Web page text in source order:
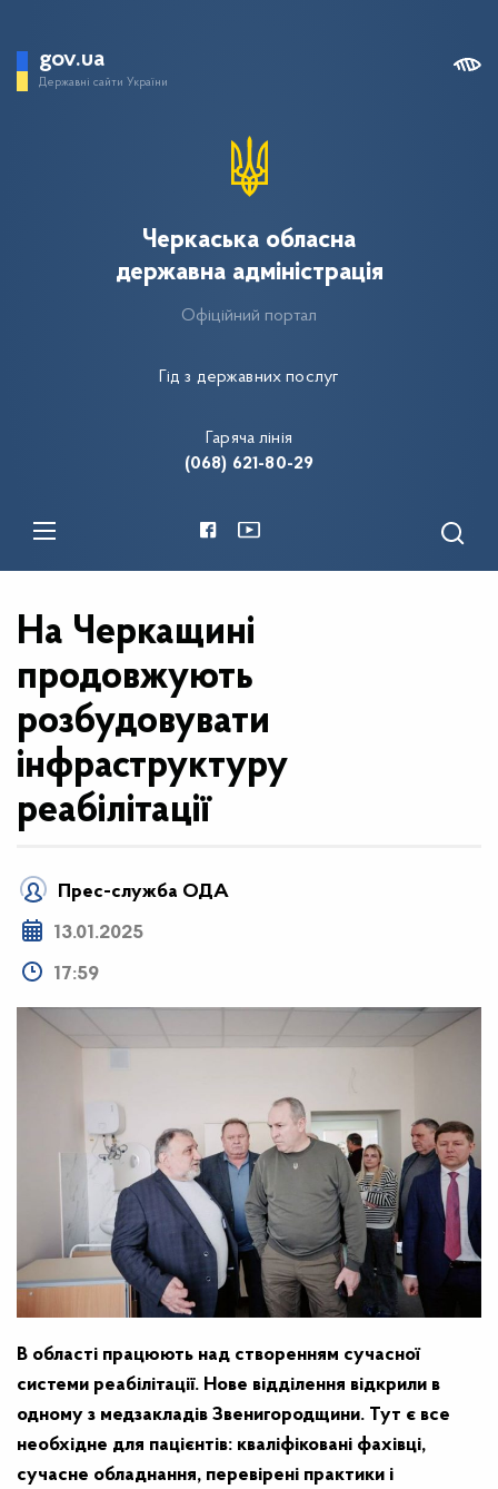
gov.ua
Державні сайти України
Гід з державних послуг
Черкаська обласна
державна адміністрація
Офіційний портал
Гаряча лінія
(068) 621-80-29
На Черкащині
продовжують
розбудовувати
інфраструктуру
реабілітації
Прес-служба ОДА
13.01.2025
17:59
В області працюють над створенням сучасної
системи реабілітації. Нове відділення відкрили в
одному з медзакладів Звенигородщини. Тут є все
необхідне для пацієнтів: кваліфіковані фахівці,
сучасне обладнання, перевірені практики і